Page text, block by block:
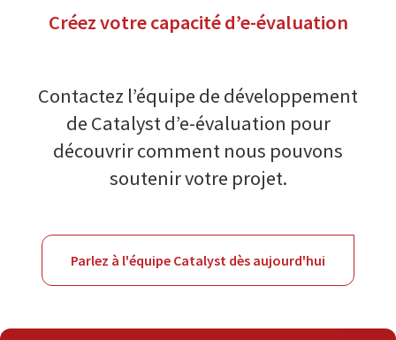
Créez votre capacité d’e-évaluation
Contactez l’équipe de développement
de Catalyst d’e-évaluation pour
découvrir comment nous pouvons
soutenir votre projet.
Parlez à l'équipe Catalyst dès aujourd'hui